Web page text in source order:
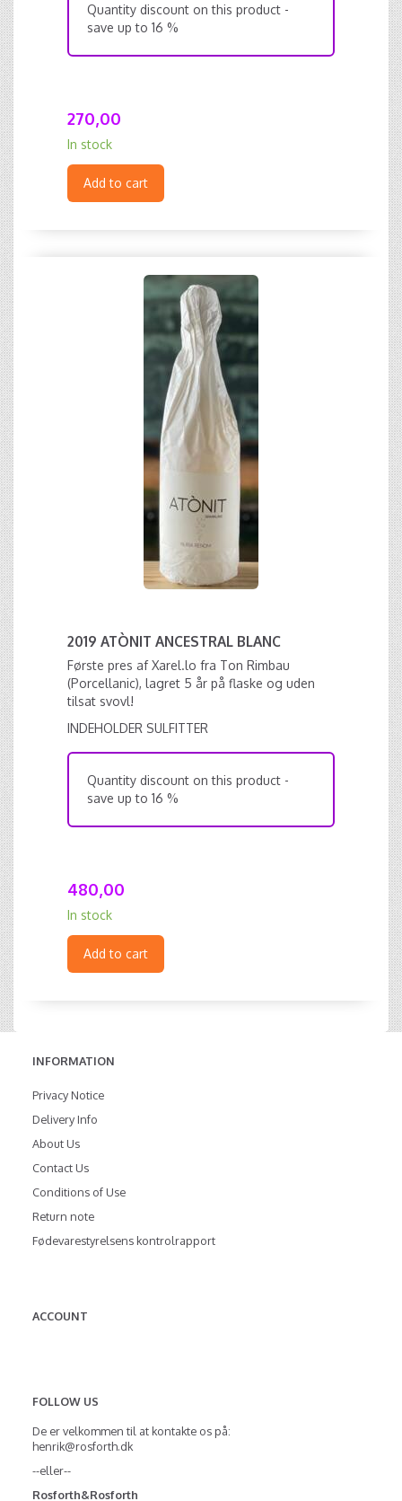
Quantity discount on this product -
save up to 16 %
270,00
In stock
Add to cart
2019 ATÒNIT ANCESTRAL BLANC
Første pres af Xarel.lo fra Ton Rimbau
(Porcellanic), lagret 5 år på flaske og uden
tilsat svovl!
INDEHOLDER SULFITTER
Quantity discount on this product -
save up to 16 %
480,00
In stock
Add to cart
INFORMATION
Privacy Notice
Delivery Info
About Us
Contact Us
Conditions of Use
Return note
Fødevarestyrelsens kontrolrapport
ACCOUNT
FOLLOW US
De er velkommen til at kontakte os på:
henrik@rosforth.dk
--eller--
Rosforth&Rosforth